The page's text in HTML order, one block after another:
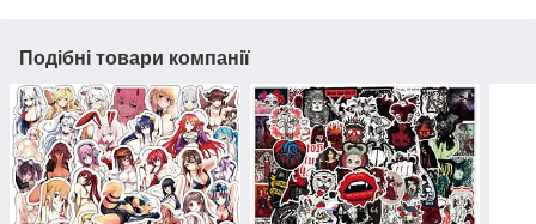
Подібні товари компанії